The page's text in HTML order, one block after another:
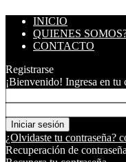
INICIO
QUIENES
CONTACTO
Registrarse
¡Bienvenido! Ingresa en tu
¿Olvidaste tu contraseña?
Recuperación de contraseña